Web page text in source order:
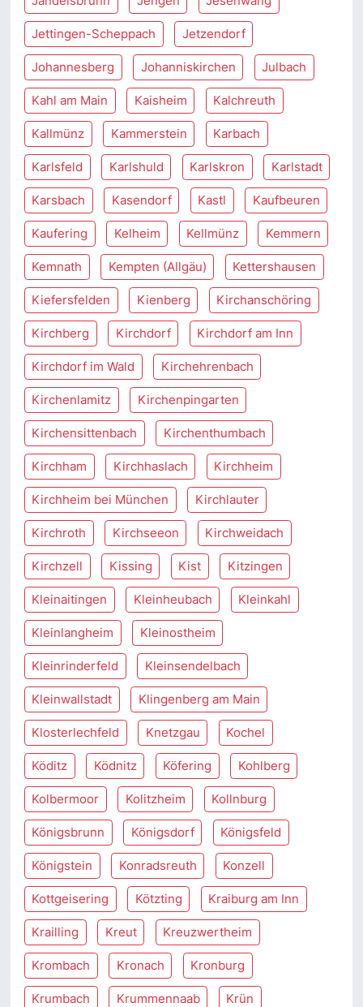
Jettingen-Scheppach Jetzendorf
Johannesberg Johanniskirchen Julbach
Kahl am Main Kaisheim Kalchreuth
Kallmünz Kammerstein Karbach
Karlsfeld Karlshuld Karlskron Karlstadt
Karsbach Kasendorf Kastl Kaufbeuren
Kaufering Kelheim Kellmünz Kemmern
Kemnath Kempten (Allgäu) Kettershausen
Kiefersfelden Kienberg Kirchanschöring
Kirchberg Kirchdorf Kirchdorf am Inn
Kirchdorf im Wald Kirchehrenbach
Kirchenlamitz Kirchenpingarten
Kirchensittenbach Kirchenthumbach
Kirchham Kirchhaslach Kirchheim
Kirchheim bei München Kirchlauter
Kirchroth Kirchseeon Kirchweidach
Kirchzell Kissing Kist Kitzingen
Kleinaitingen Kleinheubach Kleinkahl
Kleinlangheim Kleinostheim
Kleinrinderfeld Kleinsendelbach
Kleinwallstadt Klingenberg am Main
Klosterlechfeld Knetzgau Kochel
Köditz Ködnitz Köfering Kohlberg
Kolbermoor Kolitzheim Kollnburg
Königsbrunn Königsdorf Königsfeld
Königstein Konradsreuth Konzell
Kottgeisering Kötzting Kraiburg am Inn
Krailling Kreut Kreuzwertheim
Krombach Kronach Kronburg
Krumbach Krummennaab Krün